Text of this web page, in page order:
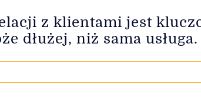
z klientami jest
dłużej, niż sama usługa.